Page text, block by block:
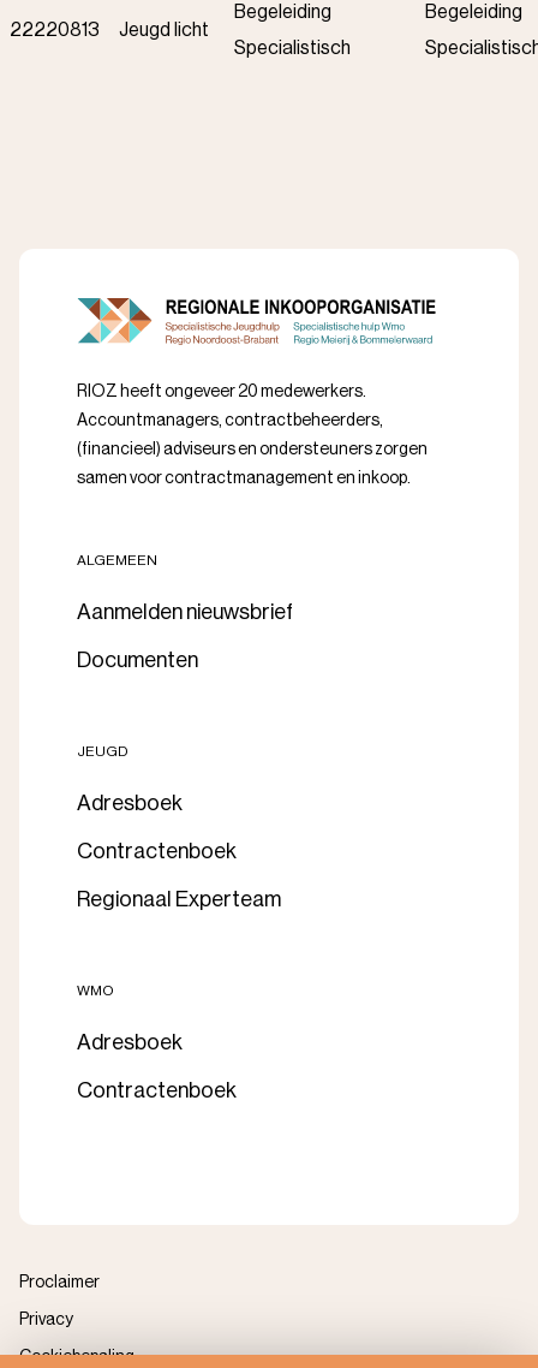
22220813 Jeugd licht
Begeleiding
Specialistisch
Begeleiding
RIOZ heeft ongeveer 20 medewerkers.
Accountmanagers, contractbeheerders,
(financieel) adviseurs en ondersteuners zorgen
samen voor contractmanagement en inkoop.
ALGEMEEN
Aanmelden nieuwsbrief
Documenten
JEUGD
Adresboek
Contractenboek
Regionaal Experteam
WMO
Adresboek
Contractenboek
Proclaimer
Privacy
Cookiebepaling